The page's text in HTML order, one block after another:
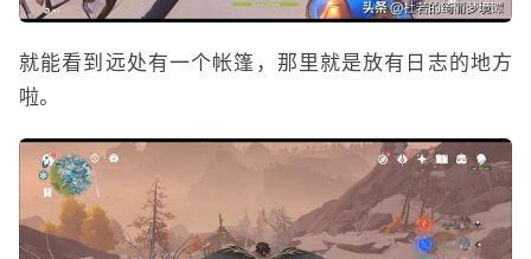
就能看到远处有一个帐篷，那里就是放有日志的地方
啦。